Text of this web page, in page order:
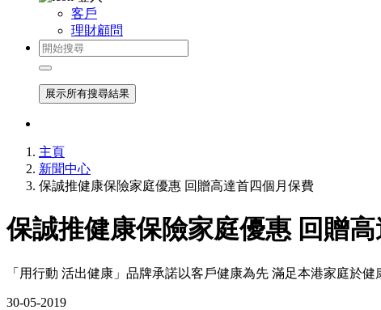
客戶
理財顧問
展示所有搜尋結果
主頁
新聞中心
保誠推健康保險家庭優惠 回贈高達首四個月保費
保誠推健康保險家庭優惠 回贈
「用行動 活出健康」品牌承諾以客戶健康為先 滿足本港家庭於
30-05-2019